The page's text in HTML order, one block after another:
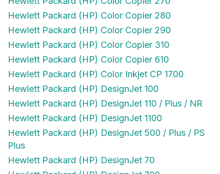
Hewlett Packard (HP) Color Copier 280
Hewlett Packard (HP) Color Copier 290
Hewlett Packard (HP) Color Copier 310
Hewlett Packard (HP) Color Copier 610
Hewlett Packard (HP) Color Inkjet CP 1700
Hewlett Packard (HP) DesignJet 100
Hewlett Packard (HP) DesignJet 110 / Plus / NR
Hewlett Packard (HP) DesignJet 1100
Hewlett Packard (HP) DesignJet 500 / Plus / PS
Plus
Hewlett Packard (HP) DesignJet 70
Hewlett Packard (HP) DesignJet 700